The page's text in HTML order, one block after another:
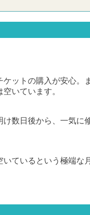
ットの購入が安心。
いています。
数日後から、一気に
ているという極端な